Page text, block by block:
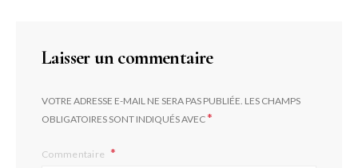
Laisser un commentaire
VOTRE ADRESSE E-MAIL NE SERA PAS PUBLIÉE. LES CHAMPS
OBLIGATOIRES SONT INDIQUÉS AVEC*
Commentaire